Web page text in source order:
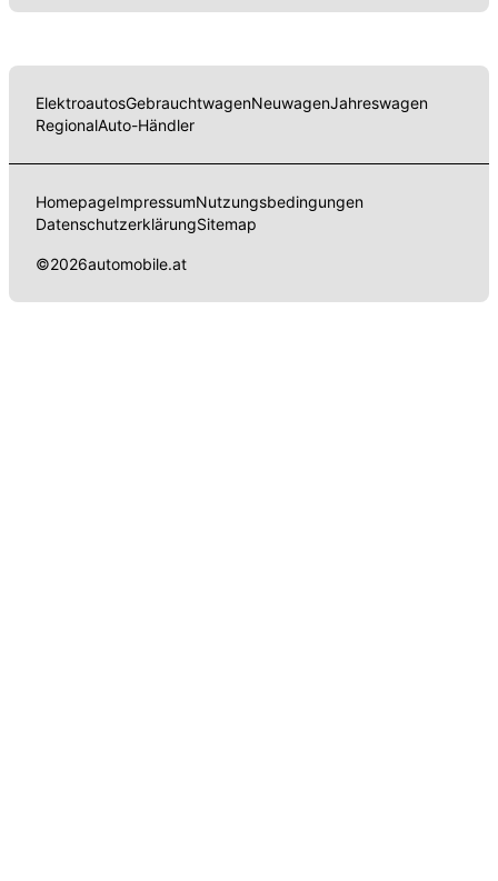
ElektroautosGebrauchtwagenNeuwagenJahreswagen
RegionalAuto-Händler
HomepageImpressumNutzungsbedingungen
DatenschutzerklärungSitemap
©2026automobile.at